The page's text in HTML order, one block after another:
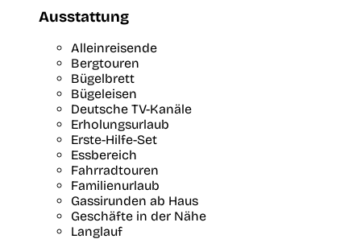
Ausstattung
Alleinreisende
Bergtouren
Bügelbrett
Bügeleisen
Deutsche TV-Kanäle
Erholungsurlaub
Erste-Hilfe-Set
Essbereich
Fahrradtouren
Familienurlaub
Gassirunden ab Haus
Geschäfte in der Nähe
Langlauf